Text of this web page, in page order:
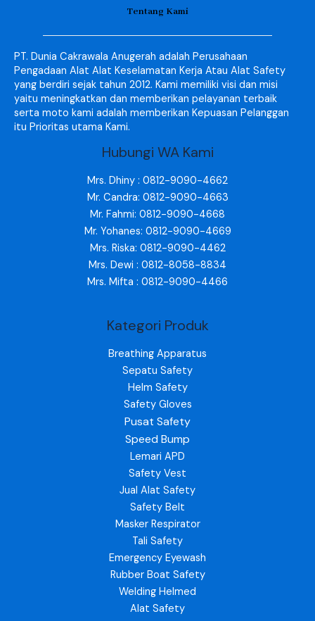
Tentang Kami
PT. Dunia Cakrawala Anugerah adalah Perusahaan
Pengadaan Alat Alat Keselamatan Kerja Atau Alat Safety
yang berdiri sejak tahun 2012. Kami memiliki visi dan misi
yaitu meningkatkan dan memberikan pelayanan terbaik
serta moto kami adalah memberikan Kepuasan Pelanggan
itu Prioritas utama Kami.
Hubungi WA Kami
Mrs. Dhiny : 0812-9090-4662
Mr. Candra: 0812-9090-4663
Mr. Fahmi: 0812-9090-4668
Mr. Yohanes: 0812-9090-4669
Mrs. Riska: 0812-9090-4462
Mrs. Dewi : 0812-8058-8834
Mrs. Mifta : 0812-9090-4466
Kategori Produk
Breathing Apparatus
Sepatu Safety
Helm Safety
Safety Gloves
Pusat Safety
Speed Bump
Lemari APD
Safety Vest
Jual Alat Safety
Safety Belt
Masker Respirator
Tali Safety
Emergency Eyewash
Rubber Boat Safety
Welding Helmed
Alat Safety